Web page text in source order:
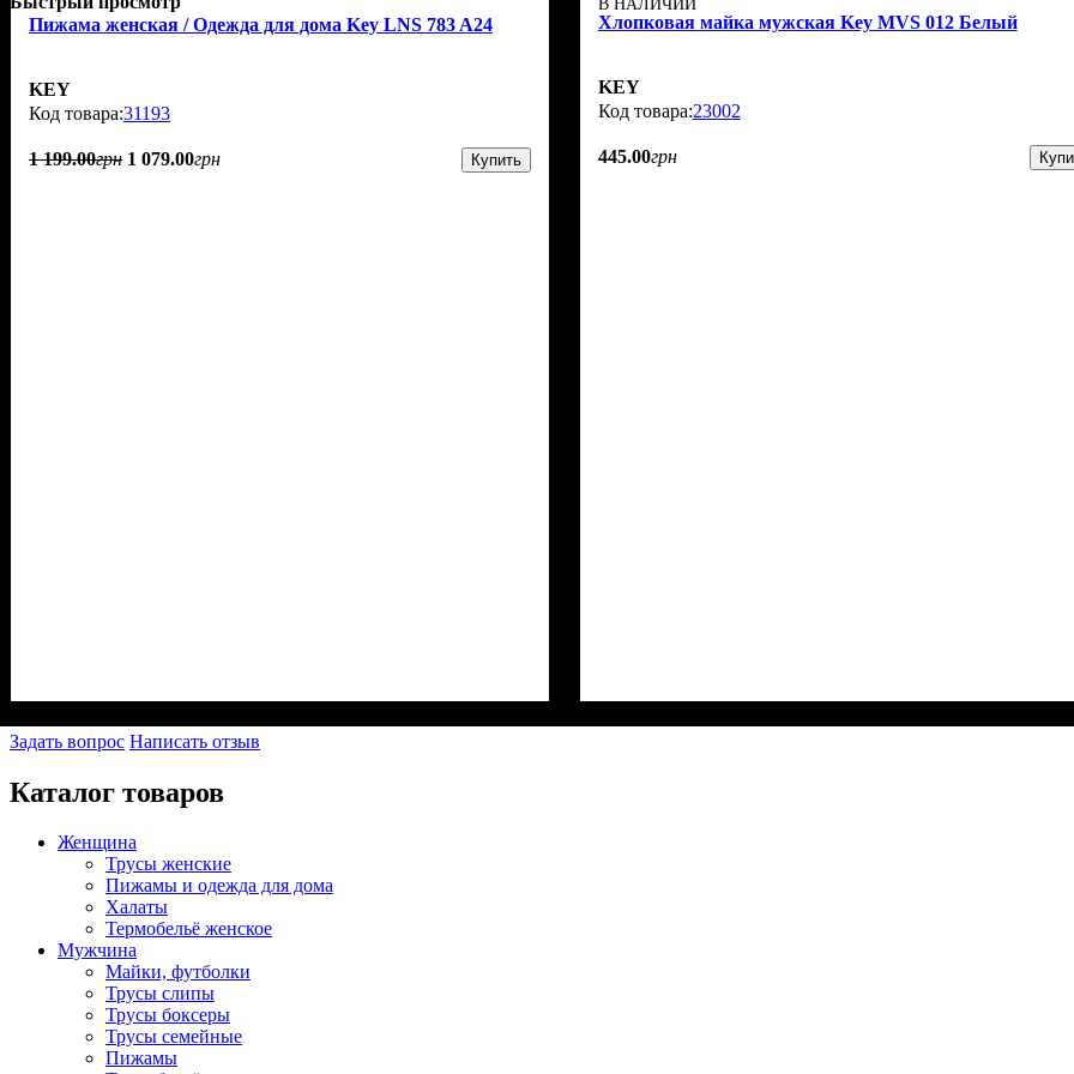
Пижама женская / Одежда для дома Key LNS 783 A24
KEY
31193
1 199.00грн 1 079.00грн Купить
В НАЛИЧИИ
Хлопковая майка мужская Key MVS 012 Белый
KEY
23002
445.00грн
Задать вопрос Написать отзыв
Каталог товаров
Женщина
Трусы женские
Пижамы и одежда для дома
Халаты
Термобельё женское
Мужчина
Майки, футболки
Трусы слипы
Трусы боксеры
Трусы семейные
Пижамы